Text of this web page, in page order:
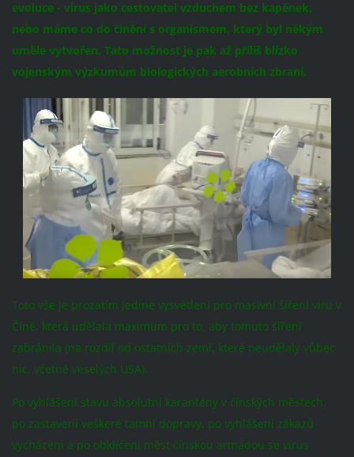
evoluce - virus jako cestovatel vzduchem bez kapének,
nebo máme co do činění s organismem, který byl někým
uměle vytvořen. Tato možnost je pak až příliš blízko
vojenským výzkumům biologických aerobních zbraní.
Toto vše je prozatím jediné vysvětlení pro masivní šíření viru v
Číně, která udělala maximum pro to, aby tomuto šíření
zabránila (na rozdíl od ostatních zemí, které neudělaly vůbec
nic, včetně veselých USA).
Po vyhlášení stavu absolutní karantény v čínských městech,
po zastavení veškeré tamní dopravy, po vyhlášení zákazů
vycházení a po obklíčení měst čínskou armádou se virus